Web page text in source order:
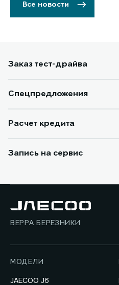
Все новости
Заказ тест-драйва
Спецпредложения
Расчет кредита
Запись на сервис
ВЕРРА БЕРЕЗНИКИ
МОДЕЛИ
JAECOO J6